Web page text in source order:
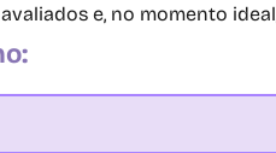
e, no momento